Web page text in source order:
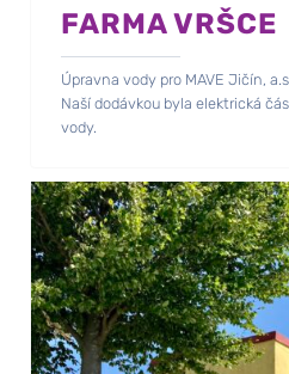
FARMA VRŠCE
Úpravna vody pro MAVE Jičín,
Naší dodávkou byla elektrická
vody.